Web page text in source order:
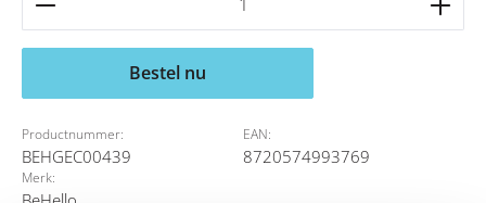
Bestel nu
Productnummer:
BEHGEC00439
EAN:
8720574993769
Merk: